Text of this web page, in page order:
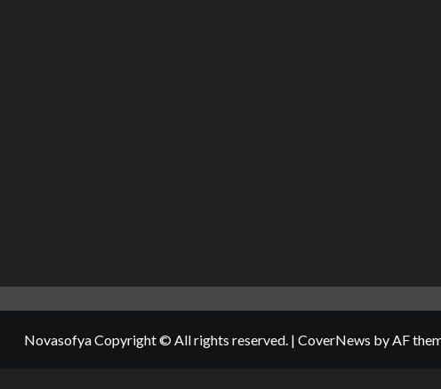
Novasofya Copyright © All rights reserved. | CoverNews by AF